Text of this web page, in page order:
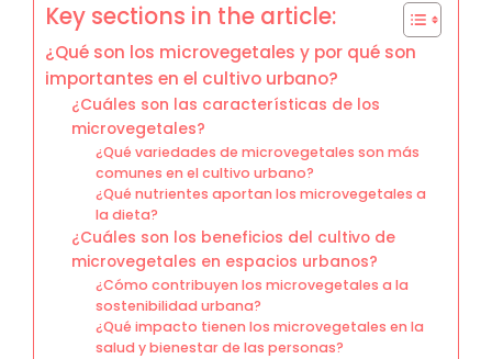
Key sections in the article:
¿Qué son los microvegetales y por qué son
importantes en el cultivo urbano?
¿Cuáles son las características de los
microvegetales?
¿Qué variedades de microvegetales son más
comunes en el cultivo urbano?
¿Qué nutrientes aportan los microvegetales a
la dieta?
¿Cuáles son los beneficios del cultivo de
microvegetales en espacios urbanos?
¿Cómo contribuyen los microvegetales a la
sostenibilidad urbana?
¿Qué impacto tienen los microvegetales en la
salud y bienestar de las personas?